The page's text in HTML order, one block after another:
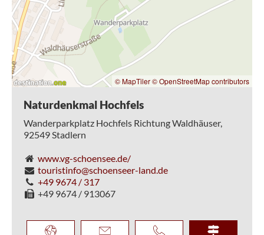
Mehrere Wanderwege, wie beispielsweise die Grenz-
Erlebnisrunde, führen am Naturdenkmal Hochfels vorbei.
© MapTiler© OpenStreetMap contributors
Naturdenkmal Hochfels
Wanderparkplatz Hochfels Richtung Waldhäuser,
92549 Stadlern
www.vg-schoensee.de/
touristinfo@schoenseer-land.de
+49 9674 / 317
+49 9674 / 913067